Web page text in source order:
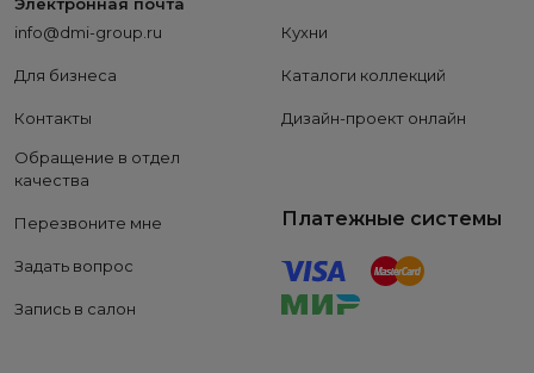
Электронная почта
info@dmi-group.ru
Для бизнеса
Контакты
Обращение в отдел
качества
Перезвоните мне
Задать вопрос
Запись в салон
Кухни
Каталоги коллекций
Дизайн-проект онлайн
Платежные системы